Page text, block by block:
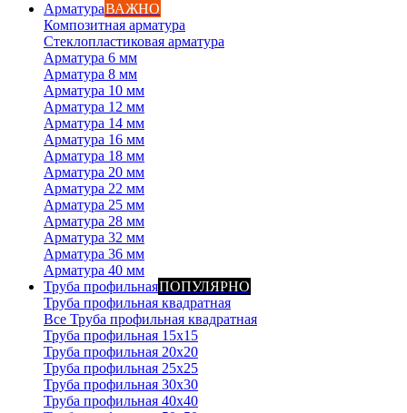
АрматураВАЖНО
Композитная арматура
Стеклопластиковая арматура
Арматура 6 мм
Арматура 8 мм
Арматура 10 мм
Арматура 12 мм
Арматура 14 мм
Арматура 16 мм
Арматура 18 мм
Арматура 20 мм
Арматура 22 мм
Арматура 25 мм
Арматура 28 мм
Арматура 32 мм
Арматура 36 мм
Арматура 40 мм
Труба профильнаяПОПУЛЯРНО
Труба профильная квадратная
Все Труба профильная квадратная
Труба профильная 15х15
Труба профильная 20x20
Труба профильная 25x25
Труба профильная 30x30
Труба профильная 40x40